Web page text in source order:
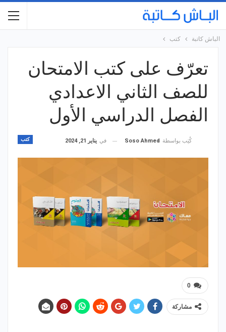
الباش كاتبة كتب
تعرّف على كتب الامتحان
للصف الثاني الاعدادي
الفصل الدراسي الأول
كتب كُتِب بواسطة Soso Ahmed في يناير 21, 2024
0
مشاركة